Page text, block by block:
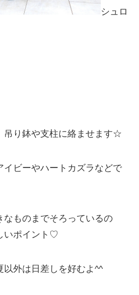
シュロ
吊り鉢や支柱に絡ませます☆
イビーやハートカズラなどで
なものまでそろっているの
いポイント♡
以外は日差しを好むよ^^